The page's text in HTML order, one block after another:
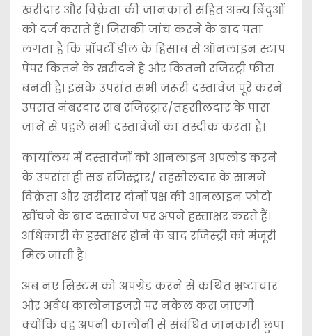
खरीदार और विक्रेता की जानकारी सहित अन्य बिंदुओं
को दर्ज कराते हैं। जिसकी जांच करने के बाद पता
लगता है कि प्रॉपर्टी डील के हिसाब से ऑनलाइन स्टांप
पेपर कितने के खरीदने है और कितनी रजिस्ट्री फीस
बनती है। इसके उपरांत सभी जरूरी दस्तावेज पूरे करने
उपरांत नंबरदार सब रजिस्ट्रार/तहसीलदार के पास
जाने से पहले सभी दस्तावेजों का तस्दीक करता है।
कार्यालय में दस्तावेजों को आनलाइन अपलोड करने
के उपरांत ही सब रजिस्ट्रार/ तहसीलदार के सामने
विक्रेता और खरीदार दोनों पक्ष की आनलाइन फोटो
खींचने के बाद दस्तावेज पर अपने हस्ताक्षर करते हैं।
अधिकारी के हस्ताक्षर होने के बाद रजिस्ट्री को मंजूरी
मिल जाती है।
अब नए सिस्टम को अपग्रेड करने से कथित भ्रष्टाचार
और अवैध कालोनाइजरों पर नकेल कस जाएगी
क्योंकि वह अपनी कालोनी से संबंधित जानकारी छुपा